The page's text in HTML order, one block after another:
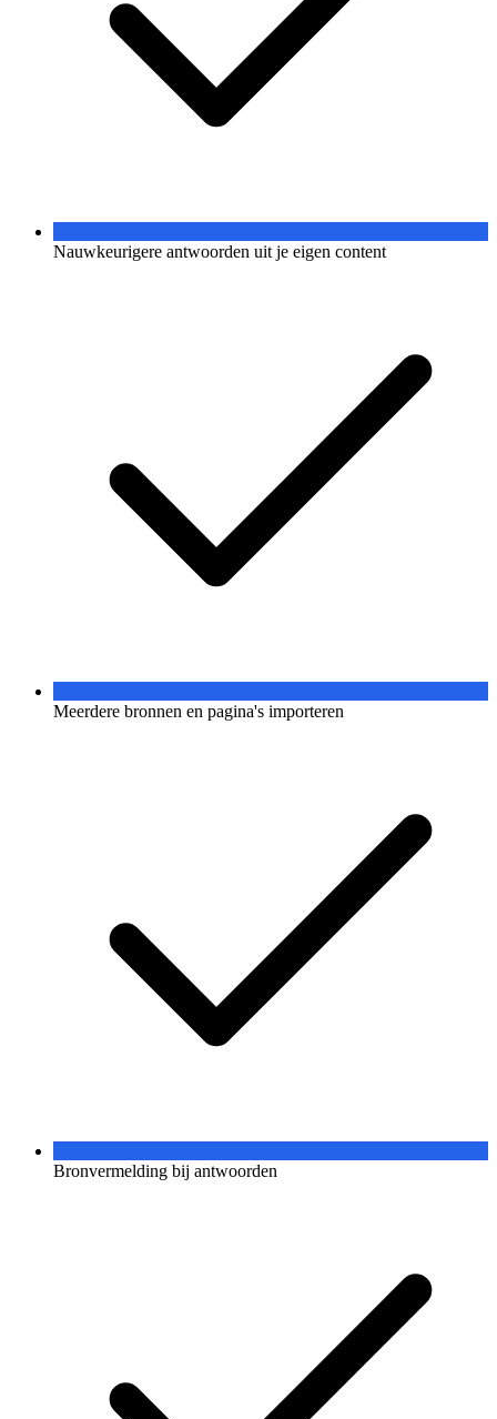
Nauwkeurigere antwoorden uit je eigen content
Meerdere bronnen en pagina's importeren
Bronvermelding bij antwoorden